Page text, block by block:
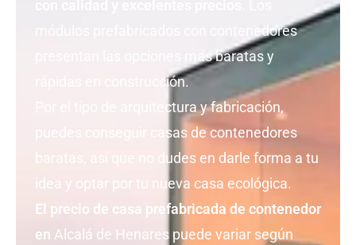
módulos prefabricados con contenedores
presentan las opciones mas baratas y
rápidas en construcción.
Por el tipo de arquitectura y fabricación,
puedes conseguir casas de contenedores
baratas, así que no dudes en darle forma a tu
idea y optar por tu nueva casa ecológica.
El precio de casa prefabricada de contenedor
en Alcalá de Henares puede variar según